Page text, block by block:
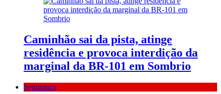
Caminhão sai da pista, atinge
residência e provoca interdição da
marginal da BR-101 em Sombrio
Segurança